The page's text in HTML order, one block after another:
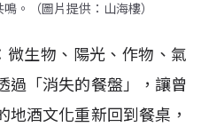
。（圖片提供：山海樓）
生物、陽光、作物、氣
過「消失的餐盤」，讓曾
酒文化重新回到餐桌，